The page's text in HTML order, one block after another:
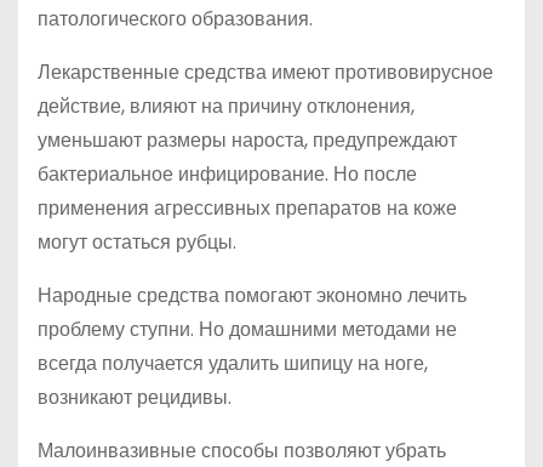
патологического образования.
Лекарственные средства имеют противовирусное
действие, влияют на причину отклонения,
уменьшают размеры нароста, предупреждают
бактериальное инфицирование. Но после
применения агрессивных препаратов на коже
могут остаться рубцы.
Народные средства помогают экономно лечить
проблему ступни. Но домашними методами не
всегда получается удалить шипицу на ноге,
возникают рецидивы.
Малоинвазивные способы позволяют убрать